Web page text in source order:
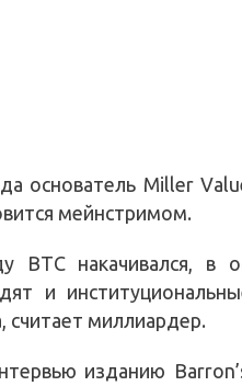
основатель Miller
мейнстримом.
BTC накачивался, в
и
считает миллиардер.
изданию